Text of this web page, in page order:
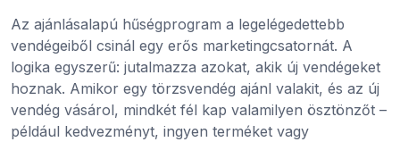
Az ajánlásalapú hűségprogram a legelégedettebb
vendégeiből csinál egy erős marketingcsatornát. A
logika egyszerű: jutalmazza azokat, akik új vendégeket
hoznak. Amikor egy törzsvendég ajánl valakit, és az új
vendég vásárol, mindkét fél kap valamilyen ösztönzőt –
például kedvezményt, ingyen terméket vagy